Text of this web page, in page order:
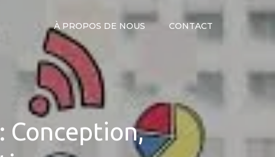
À PROPOS DE NOUS CONTACT
Conception,